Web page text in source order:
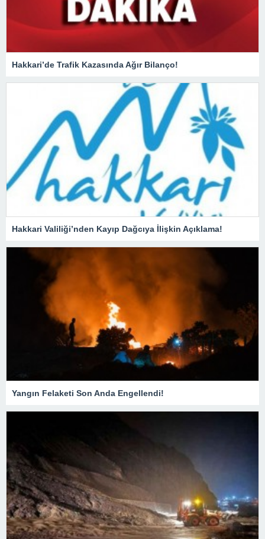
Hakkari’de Trafik Kazasında Ağır Bilanço!
Hakkari Valiliği’nden Kayıp Dağcıya İlişkin Açıklama!
Yangın Felaketi Son Anda Engellendi!